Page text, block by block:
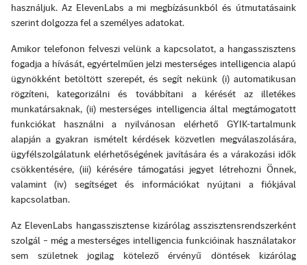
használjuk. Az ElevenLabs a mi megbízásunkból és útmutatásaink
szerint dolgozza fel a személyes adatokat.
Amikor telefonon felveszi velünk a kapcsolatot, a hangasszisztens
fogadja a hívását, egyértelműen jelzi mesterséges intelligencia alapú
ügynökként betöltött szerepét, és segít nekünk (i) automatikusan
rögzíteni, kategorizálni és továbbítani a kérését az illetékes
munkatársaknak, (ii) mesterséges intelligencia által megtámogatott
funkciókat használni a nyilvánosan elérhető GYIK-tartalmunk
alapján a gyakran ismételt kérdések közvetlen megválaszolására,
ügyfélszolgálatunk elérhetőségének javítására és a várakozási idők
csökkentésére, (iii) kérésére támogatási jegyet létrehozni Önnek,
valamint (iv) segítséget és információkat nyújtani a fiókjával
kapcsolatban.
Az ElevenLabs hangasszisztense kizárólag asszisztensrendszerként
szolgál – még a mesterséges intelligencia funkcióinak használatakor
sem születnek jogilag kötelező érvényű döntések kizárólag